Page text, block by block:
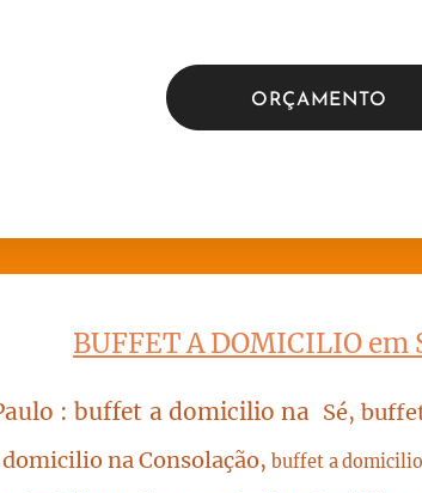
ORÇAMENTO
BUFFET A DOMICILIO em
: buffet a domicilio na Sé,
na Consolação,buffet a